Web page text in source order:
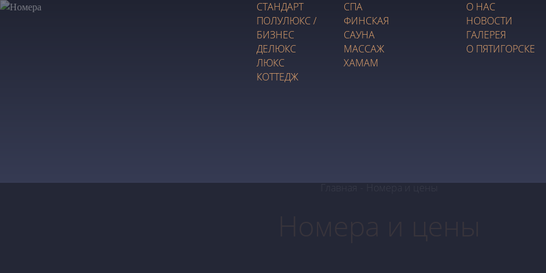
СТАНДАРТ
ПОЛУЛЮКС /
БИЗНЕС
ДЕЛЮКС
ЛЮКС
КОТТЕДЖ
СПА
ФИНСКАЯ
САУНА
МАССАЖ
ХАМАМ
О НАС
НОВОСТИ
ГАЛЕРЕЯ
О ПЯТИГОРСКЕ